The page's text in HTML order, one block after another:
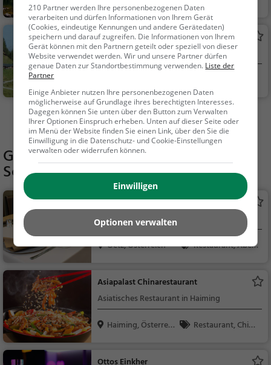
Natur, See
Stamser Alm
Almhütte in Stams
Mehr Aktivitäten in Silz finden
Gaststätten in der Nähe vonTurm
Schloss Petersberg
Feldringalm
Restaurant in Oetz
Oetz, Österreich
Restaurant, Aben
Asiapalast Chinarestaurant
Asiatisches Restaurant in Haiming
Haiming, Österreic
Restaurant, Chine
210 Partner werden Ihre personenbezogenen Daten
verarbeiten und dürfen Informationen von Ihrem Gerät
(Cookies, eindeutige Kennungen und andere Gerätedaten)
speichern und darauf zugreifen. Die Informationen von Ihrem
Gerät können mit den Partnern geteilt oder speziell von dieser
Website verwendet werden. Wir und unsere Partner dürfen
genaue Daten zur Standortbestimmung verwenden. Liste der
Partner
Einige Anbieter nutzen Ihre personenbezogenen Daten
möglicherweise auf Grundlage ihres berechtigten Interesses.
Dagegen können Sie unten über den Button zum Verwalten
Ihrer Optionen Einspruch erheben. Unten auf dieser Seite oder
im Menü der Website finden Sie einen Link, über den Sie die
Einwilligung in die Datenschutz- und Cookie-Einstellungen
verwalten oder widerrufen können.
Einwilligen
Optionen verwalten